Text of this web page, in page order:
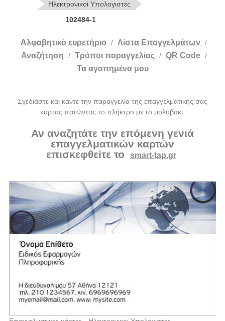
Ηλεκτρονικοί Υπολογιστές
102484-1
Αλφαβητικό ευρετήριο / Λίστα Επαγγελμάτων /
Αναζήτηση / Tρόποι παραγγελίας / QR Code /
Τα αγαπημένα μου
Σχεδιάστε και κάντε την παραγγελία της επαγγελματικής σας
κάρτας πατώντας το πλήκτρο με το μολυβάκι.
Αν αναζητάτε την επόμενη γενιά
επαγγελματικών καρτών
επισκεφθείτε το
smart-tap.gr